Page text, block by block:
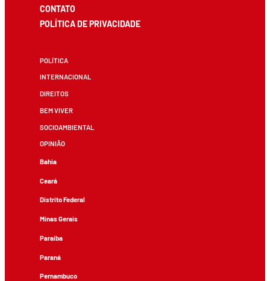
CONTATO
POLÍTICA DE PRIVACIDADE
POLÍTICA
INTERNACIONAL
DIREITOS
BEM VIVER
SOCIOAMBIENTAL
OPINIÃO
Bahia
Ceará
Distrito Federal
Minas Gerais
Paraíba
Paraná
Pernambuco